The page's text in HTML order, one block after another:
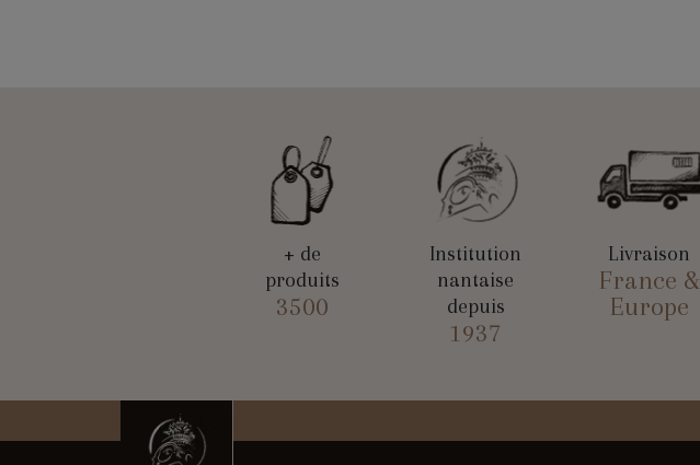
+ de
produits
3500
Institution
nantaise
depuis
1937
Livraison
France &
Europe